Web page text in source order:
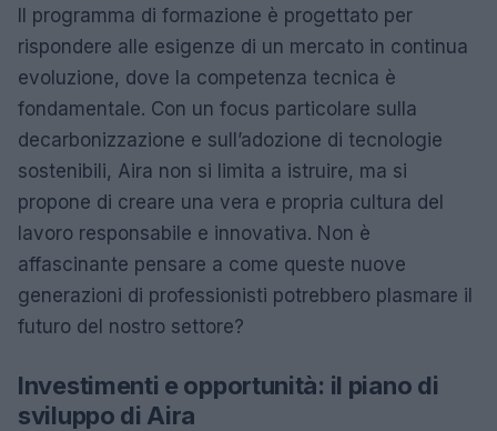
Il programma di formazione è progettato per
rispondere alle esigenze di un mercato in continua
evoluzione, dove la competenza tecnica è
fondamentale. Con un focus particolare sulla
decarbonizzazione e sull’adozione di tecnologie
sostenibili, Aira non si limita a istruire, ma si
propone di creare una vera e propria cultura del
lavoro responsabile e innovativa. Non è
affascinante pensare a come queste nuove
generazioni di professionisti potrebbero plasmare il
futuro del nostro settore?
Investimenti e opportunità: il piano di
sviluppo di Aira